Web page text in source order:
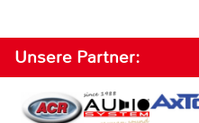
Unsere Partner: